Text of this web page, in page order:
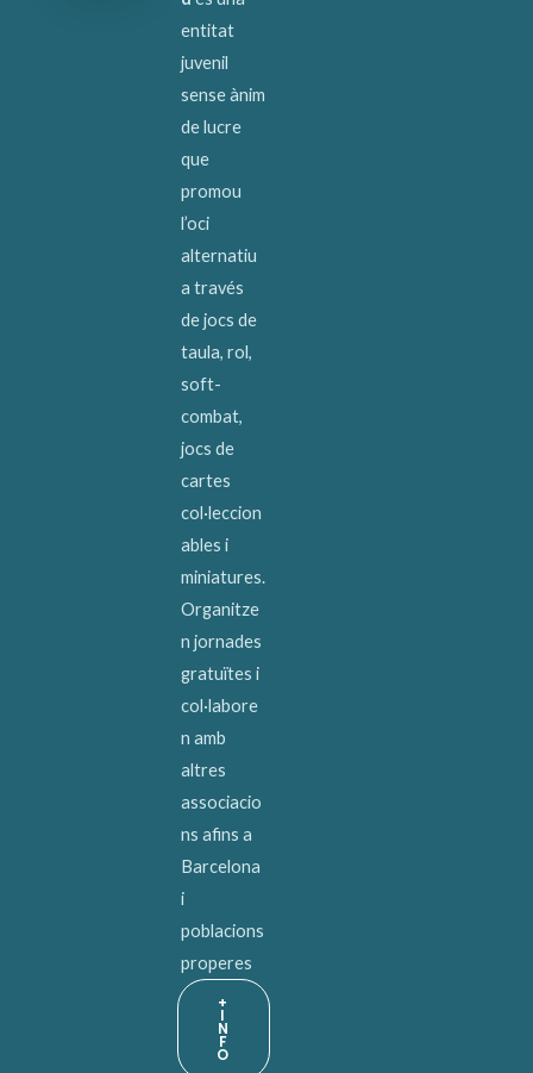
entitat
juvenil
sense ànim
de lucre
que
promou
l’oci
alternatiu
a través
de jocs de
taula, rol,
soft-
combat,
jocs de
cartes
col·leccion
ables i
miniatures.
Organitze
n jornades
gratuïtes i
col·labore
n amb
altres
associacio
ns afins a
Barcelona
i
poblacions
properes
+
I
N
F
O